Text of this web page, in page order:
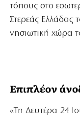
τόπους στο
Στερεάς Ελλάδας
νησιωτική χώρα
Επιπλέον
«Τη Δευτέρα 24